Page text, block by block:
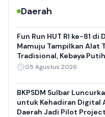
Daerah
Fun Run HUT RI ke-81 di
Mamuju Tampilkan Alat
Tradisional, Kebaya
Daya Tarik
05 Agustus 2026
BKPSDM Sulbar
untuk Kehadiran Digital
Daerah Jadi Pilot Project